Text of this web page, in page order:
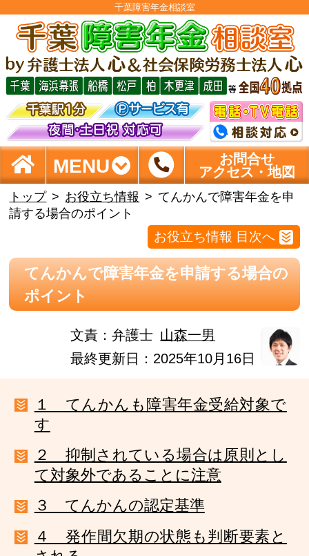
千葉障害年金相談室
MENU
お問合せ
アクセス・地図
トップ お役立ち情報
てんかんで障害年金を申
請する場合のポイント
お役立ち情報 目次へ
てんかんで障害年金を申請する場合の
ポイント
文責：弁護士 山森一男
最終更新日：2025年10月16日
１ てんかんも障害年金受給対象で
す
２ 抑制されている場合は原則とし
て対象外であることに注意
３ てんかんの認定基準
４ 発作間欠期の状態も判断要素と